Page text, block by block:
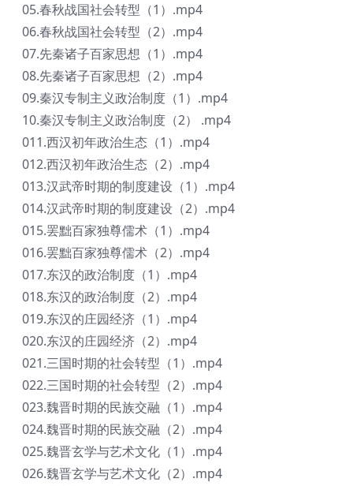
05.春秋战国社会转型（1）.mp4
06.春秋战国社会转型（2）.mp4
07.先秦诸子百家思想（1）.mp4
08.先秦诸子百家思想（2）.mp4
09.秦汉专制主义政治制度（1）.mp4
10.秦汉专制主义政治制度（2） .mp4
011.西汉初年政治生态（1）.mp4
012.西汉初年政治生态（2）.mp4
013.汉武帝时期的制度建设（1）.mp4
014.汉武帝时期的制度建设（2）.mp4
015.罢黜百家独尊儒术（1）.mp4
016.罢黜百家独尊儒术（2）.mp4
017.东汉的政治制度（1）.mp4
018.东汉的政治制度（2）.mp4
019.东汉的庄园经济（1）.mp4
020.东汉的庄园经济（2）.mp4
021.三国时期的社会转型（1）.mp4
022.三国时期的社会转型（2）.mp4
023.魏晋时期的民族交融（1）.mp4
024.魏晋时期的民族交融（2）.mp4
025.魏晋玄学与艺术文化（1）.mp4
026.魏晋玄学与艺术文化（2）.mp4